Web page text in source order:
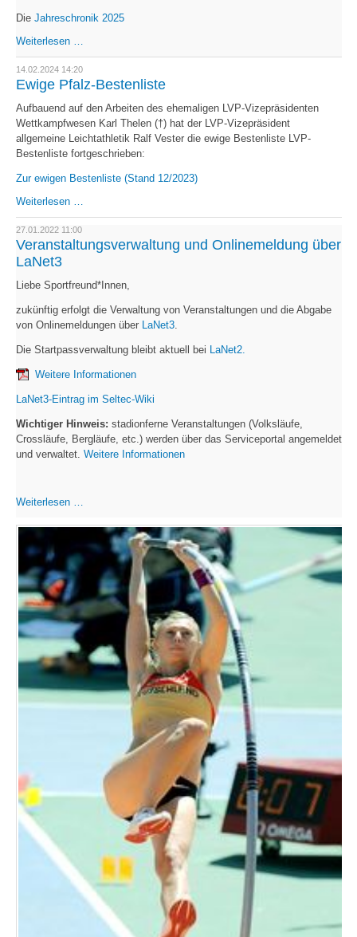
Die Jahreschronik 2025
Weiterlesen …
14.02.2024 14:20
Ewige Pfalz-Bestenliste
Aufbauend auf den Arbeiten des ehemaligen LVP-Vizepräsidenten
Wettkampfwesen Karl Thelen (†) hat der LVP-Vizepräsident
allgemeine Leichtathletik Ralf Vester die ewige Bestenliste LVP-
Bestenliste fortgeschrieben:
Zur ewigen Bestenliste (Stand 12/2023)
Weiterlesen …
27.01.2022 11:00
Veranstaltungsverwaltung und Onlinemeldung über
LaNet3
Liebe Sportfreund*Innen,
zukünftig erfolgt die Verwaltung von Veranstaltungen und die Abgabe
von Onlinemeldungen über LaNet3.
Die Startpassverwaltung bleibt aktuell bei LaNet2.
Weitere Informationen
LaNet3-Eintrag im Seltec-Wiki
Wichtiger Hinweis: stadionferne Veranstaltungen (Volksläufe,
Crossläufe, Bergläufe, etc.) werden über das Serviceportal angemeldet
und verwaltet. Weitere Informationen
Weiterlesen …
Onlinemeldung
LaNet3